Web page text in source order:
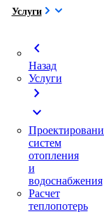
Услуги
chevron_left
Назад
Услуги
chevron_right
expand_more
систем
отопления
и
водоснабжения
Расчет
теплопотерь